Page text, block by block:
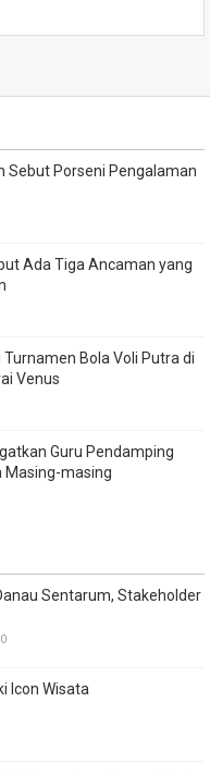
Sebut Porseni Pengalaman
Ada Tiga Ancaman yang
Bola Voli Putra di
Venus
Guru Pendamping
Masing-masing
Sentarum, Stakeholder
0
Icon Wisata